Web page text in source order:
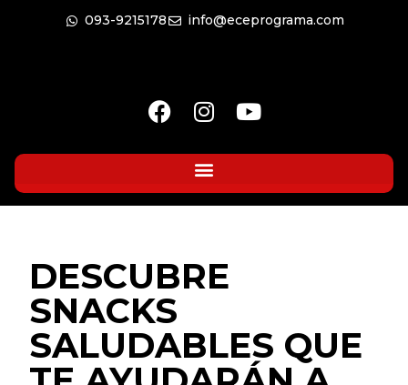
093-9215178 info@eceprograma.com
DESCUBRE
SNACKS
SALUDABLES QUE